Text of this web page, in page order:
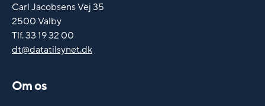
Carl Jacobsens Vej 35
2500 Valby
Tlf. 33 19 32 00
dt@datatilsynet.dk
Om os